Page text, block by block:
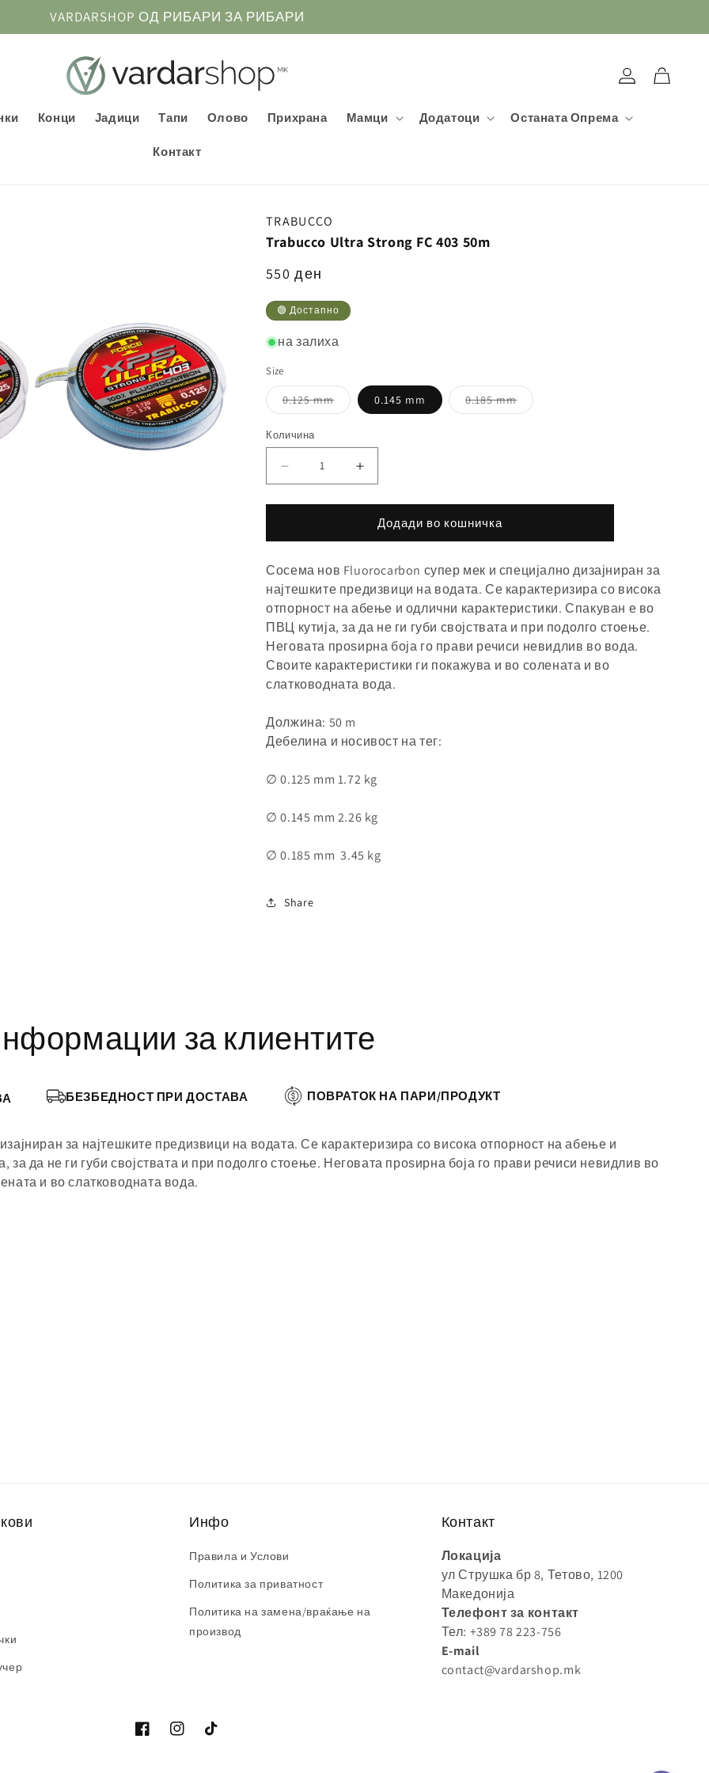
VARDARSHOP ОД РИБАРИ ЗА РИБАРИ
Конци Јадици Тапи Олово Прихрана Мамци Додатоци Останата Опрема
Контакт
Најавете
Кошничка
TRABUCCO
Trabucco Ultra Strong FC 403 50m
Регуларна
550 ден
🟢 Достапно
на залиха
Size
0.125 mm 0.145 mm 0.185 mm
Количина
Намалете
за
Зголемете
количината
за
Додади во кошничка
Сосема нов Fluorocarbon супер мек и специјално дизајниран за
најтешките предизвици на водата. Се карактеризира со висока
отпорност на абење и одлични карактеристики. Спакуван е во
ПВЦ кутија, за да не ги губи својствата и при подолго стоење.
Неговата проѕирна боја го прави речиси невидлив во вода.
Своите карактеристики ги покажува и во солената и во
слатководната вода.
Должина: 50 m
Дебелина и носивост на тег:
∅ 0.125 mm 1.72 kg
∅ 0.145 mm 2.26 kg
∅ 0.185 mm 3.45 kg
Share
за клиентите
БЕЗБЕДНОСТ ПРИ ДОСТАВА ПОВРАТОК НА ПАРИ/ПРОДУКТ
за најтешките предизвици на водата. Се карактеризира со висока отпорност на абење и
да не ги губи својствата и при подолго стоење. Неговата проѕирна боја го прави речиси невидлив во
и во слатководната вода.
Инфо
Правила и Услови
Политика за приватност
Политика на замена/враќање на
производ
Контакт
Локација
ул Струшка бр 8, Тетово, 1200
Македонија
Телефонт за контакт
Тел: +389 78 223-756
E-mail
contact@vardarshop.mk
FacebookInstagram